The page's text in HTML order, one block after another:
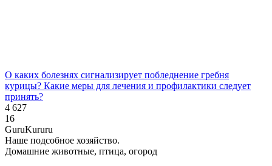
О каких болезнях сигнализирует побледнение гребня
курицы? Какие меры для лечения и профилактики следует
принять?
4 627
16
GuruKururu
Наше подсобное хозяйство.
Домашние животные, птица, огород